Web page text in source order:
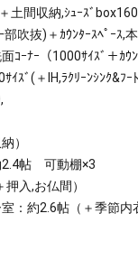
土間収納,ｼｭｰｽﾞ
吹抜)＋ｶｳﾝﾀｰｽﾍﾟｰｽ,
ｰ（1000ｻｲｽﾞ＋ｶｳﾝﾀ
ｲｽﾞ(＋IH,ﾗｸﾘｰﾝｼﾝｸ&ﾌ
）
2.4帖 可動棚×3
入,お仏間）
：約2.6帖（＋季節内
物